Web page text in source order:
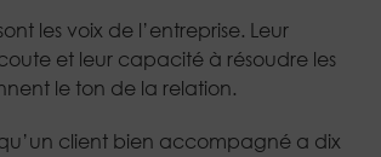
les voix de l’entreprise. Leur
et leur capacité à résoudre les
le ton de la relation.
client bien accompagné a dix